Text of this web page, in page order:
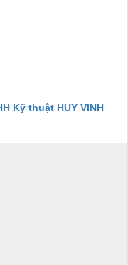
Kỹ thuật HUY VINH